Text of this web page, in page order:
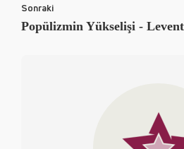
Sonraki
Popülizmin Yükselişi -